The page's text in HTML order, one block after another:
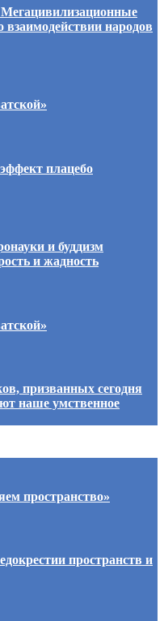
народов
плацебо
и буддизм
и жадность
призванных сегодня
наше умственное
пространство»
пространств и